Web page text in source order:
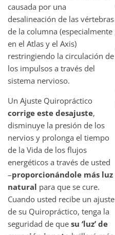
causada por una
desalineación de las vértebras
de la columna (especialmente
en el Atlas y el Axis)
restringiendo la circulación de
los impulsos a través del
sistema nervioso.
Un Ajuste Quiropráctico
corrige este desajuste,
disminuye la presión de los
nervios y prolonga el tiempo
de la Vida de los flujos
energéticos a través de usted
–proporcionándole más luz
natural para que se cure.
Cuando usted recibe un ajuste
de su Quiropráctico, tenga la
seguridad de que su ‘luz’ de